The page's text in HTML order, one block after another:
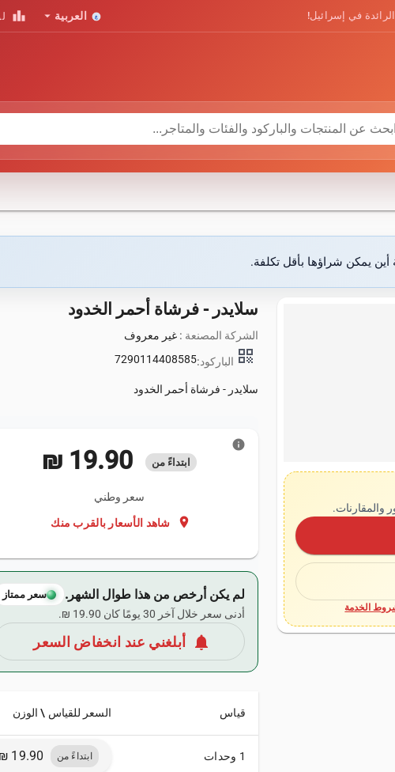
في إسرائيل! العربية arrow_drop_down
leaderboard
يمكن شراؤها بأقل تكلفة.
والمقارنات.
الخدمة
سلايدر - فرشاة أحمر الخدود
الشركة المصنعة :غير معروف
qr_code الباركود:7290114408585
سلايدر - فرشاة أحمر الخدود
ابتداءً من ‏19.90 ₪
سعر وطني
location_on شاهد الأسعار بالقرب منك
info
لم يكن أرخص من هذا طوال الشهر. سعر ممتاز
أدنى سعر خلال آخر 30 يومًا كان ‏19.90 ₪.
notifications أبلغني عند انخفاض السعر
قياس السعر للقياس \ الوزن
1 وحدات ابتداءً من